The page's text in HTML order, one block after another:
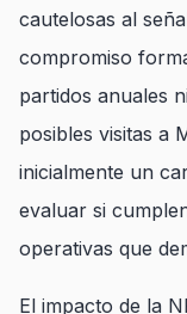
cautelosas al
compromiso
partidos anuales
posibles visitas a
inicialmente un
evaluar si
operativas que
El impacto de la